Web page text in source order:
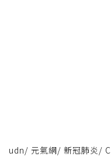
udn/ 元氣網/ 新冠肺炎 /